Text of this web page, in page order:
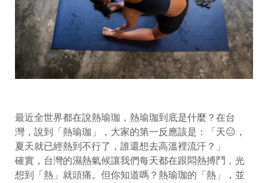
最近全世界都在說熱瑜珈，熱瑜珈到底是什麼？在台
灣，說到「熱瑜珈」，大家的第一反應該是：「天😑 ，
夏天就已經熱到不行了，誰還想去高溫裡流汗？」
確實，台灣的濕熱氣候讓我們每天都在跟悶熱搏鬥，光
想到「熱」就頭痛。但你知道嗎？熱瑜珈的「熱」，並